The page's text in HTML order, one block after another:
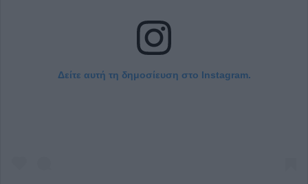
Δείτε αυτή τη δημοσίευση στο Instagram.